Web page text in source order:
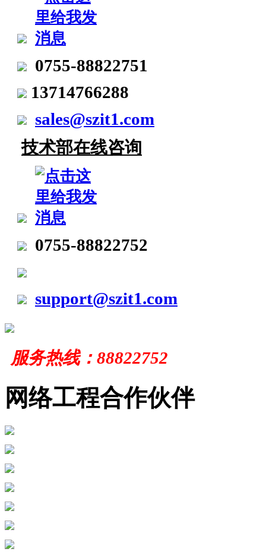
0755-88822751
13714766288
sales@szit1.com
技术部在线咨询
0755-88822752
support@szit1.com
服务热线： 88822752
网络工程合作伙伴